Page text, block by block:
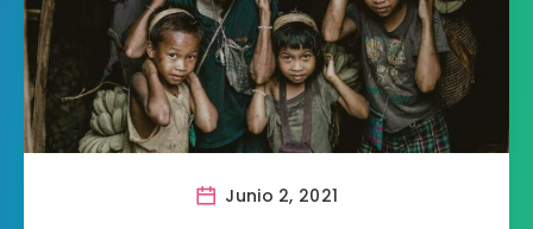
Junio 2, 2021